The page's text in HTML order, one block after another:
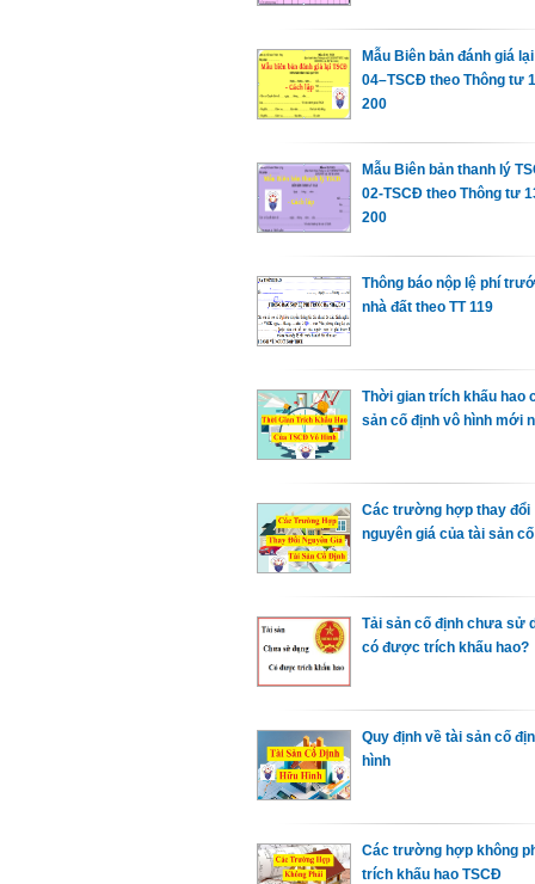
Mẫu Biên bản đánh giá
04–TSCĐ theo Thông tư
200
Mẫu Biên bản thanh lý
02-TSCĐ theo Thông tư
200
Thông báo nộp lệ phí
nhà đất theo TT 119
Thời gian trích khấu hao
sản cố định vô hình mới
Các trường hợp thay đổi
nguyên giá của tài sản
Tải sản cố định chưa sử
có được trích khấu hao?
Quy định về tài sản cố
hình
Các trường hợp không
trích khấu hao TSCĐ